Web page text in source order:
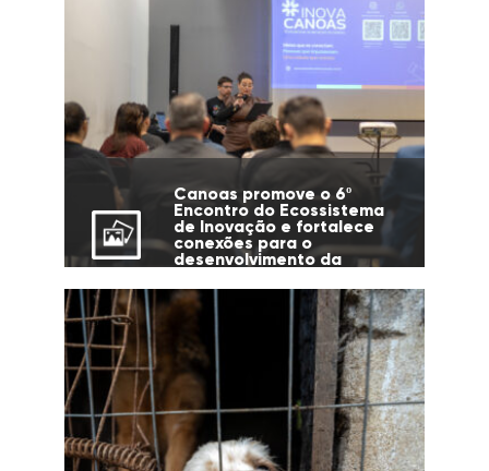
Canoas promove o 6º
Encontro do Ecossistema
de Inovação e fortalece
conexões para o
desenvolvimento da